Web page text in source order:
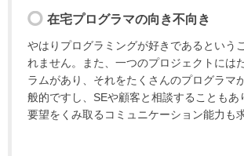
在宅プログラマの向き不向き
やはりプログラミングが好きであるという
れません。また、一つのプロジェクトには
ラムがあり、それをたくさんのプログラマ
般的ですし、SEや顧客と相談することもあ
要望をくみ取るコミュニケーション能力も